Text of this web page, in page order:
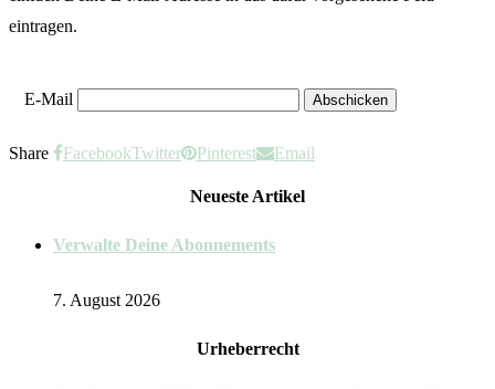
eintragen.
E-Mail
Share FacebookTwitter Pinterest Email
Neueste Artikel
Verwalte Deine Abonnements
7. August 2026
Urheberrecht